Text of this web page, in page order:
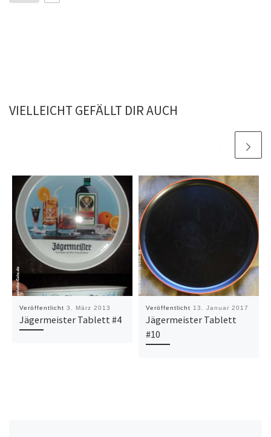
VIELLEICHT GEFÄLLT DIR AUCH
Veröffentlicht 3. März 2013
Jägermeister Tablett #4
Veröffentlicht 13. Januar 2017
Jägermeister Tablett
#10